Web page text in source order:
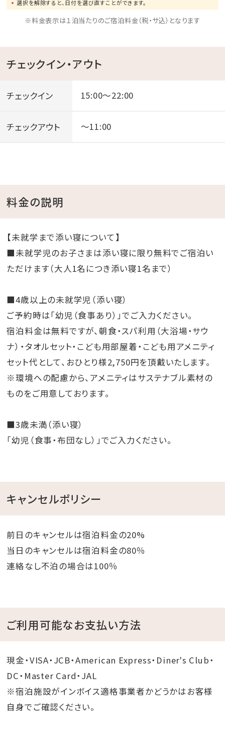
選択を解除すると、日付を選び直すことができます。
※料金表示は１泊当たりのご宿泊料金（税・サ込）となります
チェックイン・アウト
チェックイン 15:00～22:00
チェックアウト ～11:00
料金の説明
【未就学まで添い寝について】
■未就学児のお子さまは添い寝に限り無料でご宿泊い
ただけます（大人1名につき添い寝1名まで）
■4歳以上の未就学児（添い寝）
ご予約時は「幼児（食事あり）」でご入力ください。
宿泊料金は無料ですが、朝食・スパ利用（大浴場・サウ
ナ）・タオルセット・こども用部屋着・こども用アメニティ
セット代として、おひとり様2,750円を頂戴いたします。
※環境への配慮から、アメニティはサステナブル素材の
ものをご用意しております。
■3歳未満（添い寝）
「幼児（食事・布団なし）」でご入力ください。
キャンセルポリシー
前日のキャンセルは宿泊料金の20%
当日のキャンセルは宿泊料金の80％
連絡なし不泊の場合は100％
ご利用可能なお支払い方法
現金・VISA・JCB・American Express・Diner's Club・
DC・Master Card・JAL
※宿泊施設がインボイス適格事業者かどうかはお客様
自身でご確認ください。